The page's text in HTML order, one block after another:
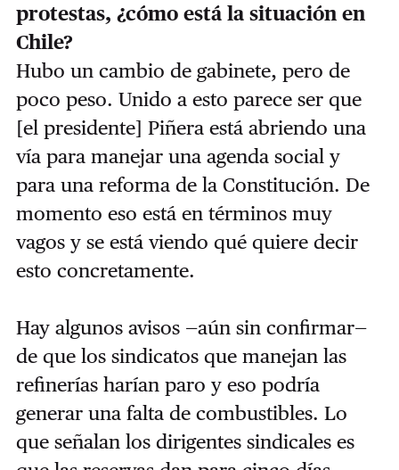
protestas, ¿cómo está la situación en
Chile?
Hubo un cambio de gabinete, pero de
poco peso. Unido a esto parece ser que
[el presidente] Piñera está abriendo una
vía para manejar una agenda social y
para una reforma de la Constitución. De
momento eso está en términos muy
vagos y se está viendo qué quiere decir
esto concretamente.
Hay algunos avisos —aún sin confirmar—
de que los sindicatos que manejan las
refinerías harían paro y eso podría
generar una falta de combustibles. Lo
que señalan los dirigentes sindicales es